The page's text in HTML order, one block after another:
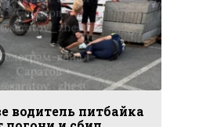
водитель питбайка